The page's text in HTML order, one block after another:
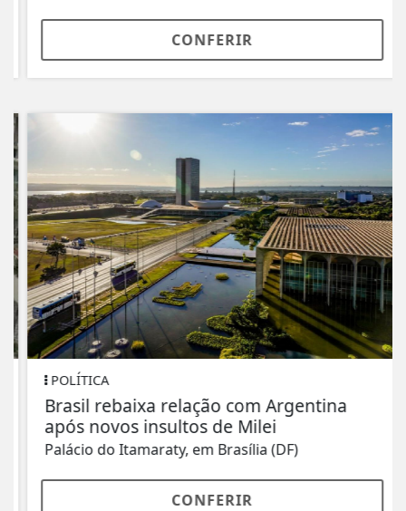
CONFERIR
POLÍTICA
Brasil rebaixa relação com Argentina
após novos insultos de Milei
Palácio do Itamaraty, em Brasília (DF)
CONFERIR